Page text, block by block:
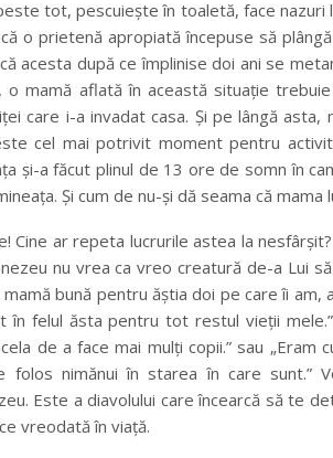
tot, pescuieşte în toaletă, face nazuri
o prietenă apropiată începuse să
acesta după ce împlinise doi ani se
o mamă aflată în această situaţie
care i-a invadat casa. Şi pe lângă
cel mai potrivit moment pentru
şi-a făcut plinul de 13 ore de somn în
Şi cum de nu-şi dă seama că
Cine ar repeta lucrurile astea la nesfârşit?
nu vrea ca vreo creatură de-a Lui
bună pentru ăştia doi pe care îi am,
în felul ăsta pentru tot restul vieţii
de a face mai mulţi copii.” sau „Eram
folos nimănui în starea în care sunt.”
Este a diavolului care încearcă să te
vreodată în viaţă.